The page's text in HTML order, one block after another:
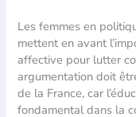
Les femmes en
mettent en avant
affective pour lutter
argumentation doit
de la France, car
fondamental dans la